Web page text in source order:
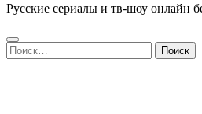
Русские сериалы и тв-шоу онлайн
Найти: